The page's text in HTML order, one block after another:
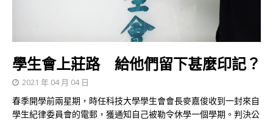
學生會上莊路 給他們留下甚麼印記？
2021 年 04 月 04 日
春季開學前兩星期，時任科技大學學生會會長麥嘉俊收到一封來自
學生紀律委員會的電郵，獲通知自己被勒令休學一個學期。判決公